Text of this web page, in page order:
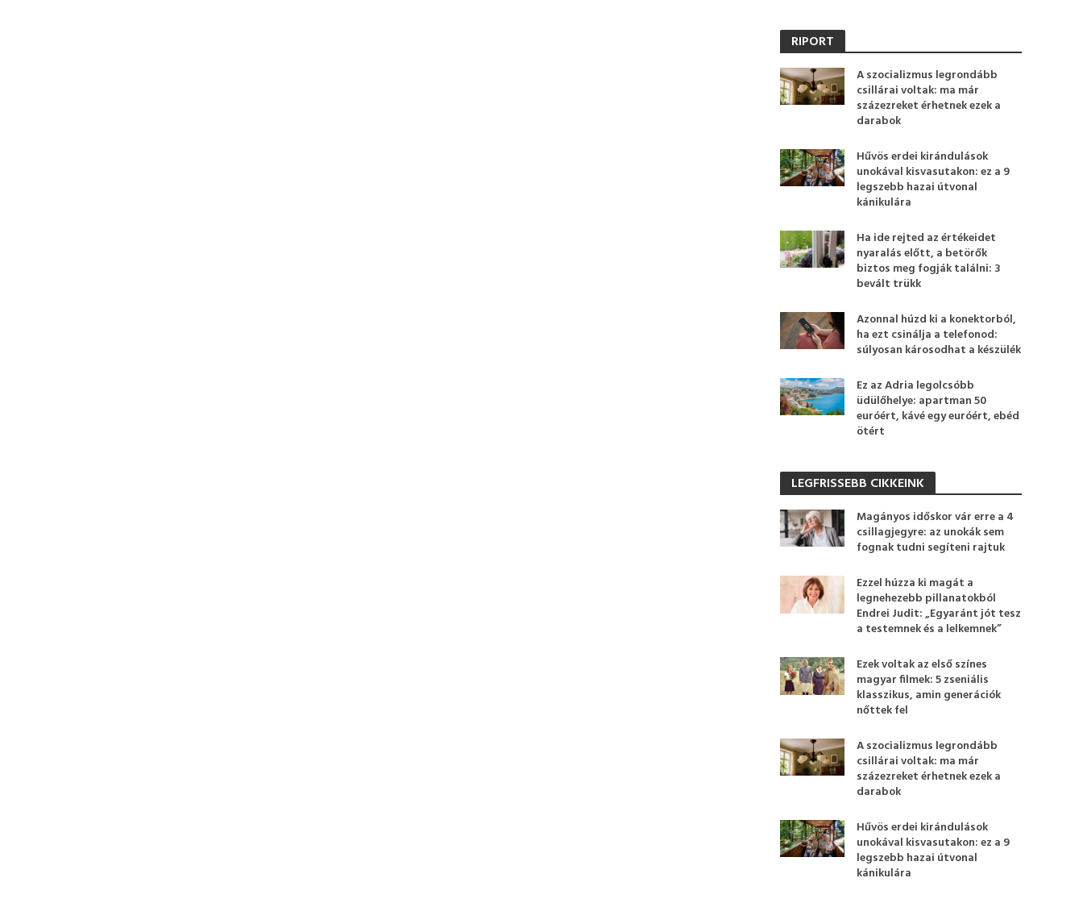
RIPORT
A szocializmus legrondább
csillárai voltak: ma már
százezreket érhetnek ezek a
darabok
Hűvös erdei kirándulások
unokával kisvasutakon: ez a 9
legszebb hazai útvonal
kánikulára
Ha ide rejted az értékeidet
nyaralás előtt, a betörők
biztos meg fogják találni: 3
bevált trükk
Azonnal húzd ki a konektorból,
ha ezt csinálja a telefonod:
súlyosan károsodhat a készülék
Ez az Adria legolcsóbb
üdülőhelye: apartman 50
euróért, kávé egy euróért, ebéd
ötért
LEGFRISSEBB CIKKEINK
Magányos időskor vár erre a 4
csillagjegyre: az unokák sem
fognak tudni segíteni rajtuk
Ezzel húzza ki magát a
legnehezebb pillanatokból
Endrei Judit: „Egyaránt jót tesz
a testemnek és a lelkemnek”
Ezek voltak az első színes
magyar filmek: 5 zseniális
klasszikus, amin generációk
nőttek fel
A szocializmus legrondább
csillárai voltak: ma már
százezreket érhetnek ezek a
darabok
Hűvös erdei kirándulások
unokával kisvasutakon: ez a 9
legszebb hazai útvonal
kánikulára